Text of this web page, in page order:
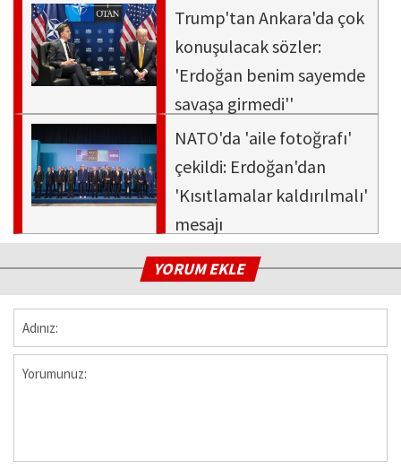
Trump'tan Ankara'da çok
konuşulacak sözler:
'Erdoğan benim sayemde
savaşa girmedi''
NATO'da 'aile fotoğrafı'
çekildi: Erdoğan'dan
'Kısıtlamalar kaldırılmalı'
mesajı
YORUM EKLE